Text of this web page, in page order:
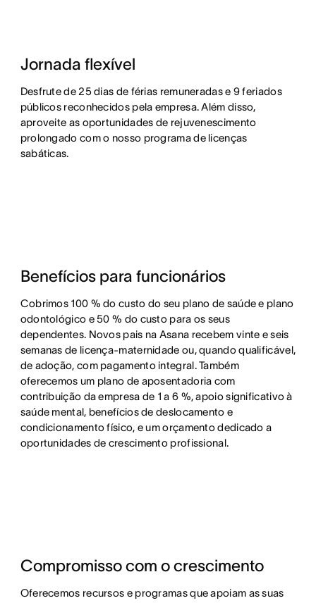
Jornada flexível
Desfrute de 25 dias de férias remuneradas e 9 feriados
públicos reconhecidos pela empresa. Além disso,
aproveite as oportunidades de rejuvenescimento
prolongado com o nosso programa de licenças
sabáticas.
Benefícios para funcionários
Cobrimos 100 % do custo do seu plano de saúde e plano
odontológico e 50 % do custo para os seus
dependentes. Novos pais na Asana recebem vinte e seis
semanas de licença-maternidade ou, quando qualificável,
de adoção, com pagamento integral. Também
oferecemos um plano de aposentadoria com
contribuição da empresa de 1 a 6 %, apoio significativo à
saúde mental, benefícios de deslocamento e
condicionamento físico, e um orçamento dedicado a
oportunidades de crescimento profissional.
Compromisso com o crescimento
Oferecemos recursos e programas que apoiam as suas